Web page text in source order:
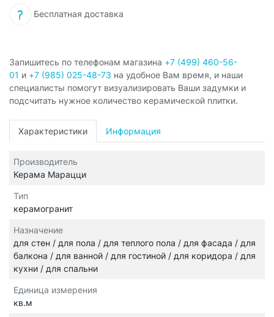
Бесплатная доставка
Запишитесь по телефонам магазина +7 (499) 460-56-
01 и +7 (985) 025-48-73 на удобное Вам время, и наши
специалисты помогут визуализировать Ваши задумки и
подсчитать нужное количество керамической плитки.
Характеристики Информация
Производитель
Керама Марацци
Тип
керамогранит
Назначение
для стен / для пола / для теплого пола / для фасада / для
балкона / для ванной / для гостиной / для коридора / для
кухни / для спальни
Единица измерения
кв.м